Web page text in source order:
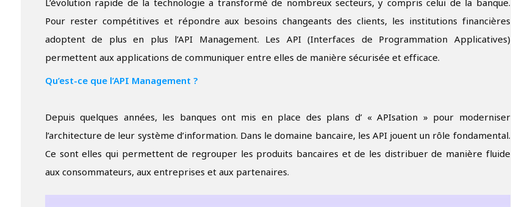
L’évolution rapide de la technologie a transformé de nombreux secteurs, y compris celui de la banque.
Pour rester compétitives et répondre aux besoins changeants des clients, les institutions financières
adoptent de plus en plus l’API Management. Les API (Interfaces de Programmation Applicatives)
permettent aux applications de communiquer entre elles de manière sécurisée et efficace.
Qu’est-ce que l’API Management ?
Depuis quelques années, les banques ont mis en place des plans d’ « APIsation » pour moderniser
l’architecture de leur système d’information. Dans le domaine bancaire, les API jouent un rôle fondamental.
Ce sont elles qui permettent de regrouper les produits bancaires et de les distribuer de manière fluide
aux consommateurs, aux entreprises et aux partenaires.